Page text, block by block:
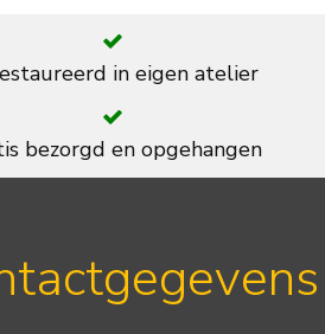
in eigen atelier
bezorgd en opgehangen